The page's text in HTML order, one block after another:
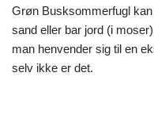
Grøn Busksommerfugl
sand eller bar jord (i
man henvender sig til en
selv ikke er det.